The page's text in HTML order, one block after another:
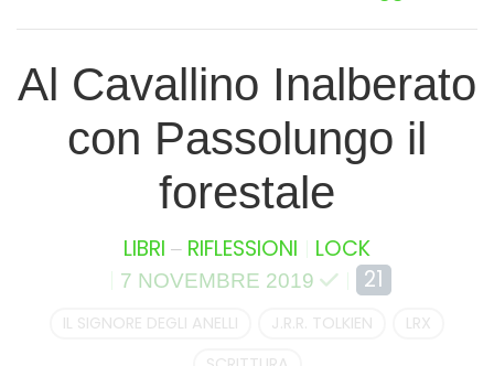
Al Cavallino Inalberato
con Passolungo il
forestale
LIBRI – RIFLESSIONI LOCK
7 NOVEMBRE 2019 21
IL SIGNORE DEGLI ANELLI J.R.R. TOLKIEN
LRX